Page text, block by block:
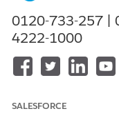
受入属性
このテンプレートの受
配送場所: 事務用品
必要な用品と数量:
0120-733-257 |
4222-1000
SALESFORCE